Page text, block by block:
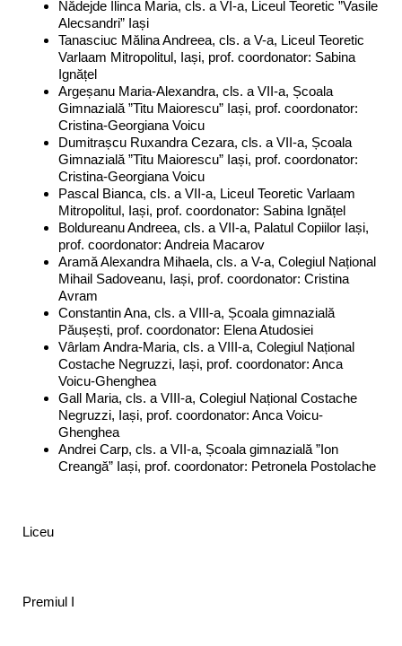
Nădejde Ilinca Maria, cls. a VI-a, Liceul Teoretic ”Vasile
Alecsandri” Iași
Tanasciuc Mălina Andreea, cls. a V-a, Liceul Teoretic
Varlaam Mitropolitul, Iași, prof. coordonator: Sabina
Ignățel
Argeșanu Maria-Alexandra, cls. a VII-a, Școala
Gimnazială ”Titu Maiorescu” Iași, prof. coordonator:
Cristina-Georgiana Voicu
Dumitrașcu Ruxandra Cezara, cls. a VII-a, Școala
Gimnazială ”Titu Maiorescu” Iași, prof. coordonator:
Cristina-Georgiana Voicu
Pascal Bianca, cls. a VII-a, Liceul Teoretic Varlaam
Mitropolitul, Iași, prof. coordonator: Sabina Ignățel
Boldureanu Andreea, cls. a VII-a, Palatul Copiilor Iași,
prof. coordonator: Andreia Macarov
Aramă Alexandra Mihaela, cls. a V-a, Colegiul Național
Mihail Sadoveanu, Iași, prof. coordonator: Cristina
Avram
Constantin Ana, cls. a VIII-a, Școala gimnazială
Păușești, prof. coordonator: Elena Atudosiei
Vârlam Andra-Maria, cls. a VIII-a, Colegiul Național
Costache Negruzzi, Iași, prof. coordonator: Anca
Voicu-Ghenghea
Gall Maria, cls. a VIII-a, Colegiul Național Costache
Negruzzi, Iași, prof. coordonator: Anca Voicu-
Ghenghea
Andrei Carp, cls. a VII-a, Școala gimnazială ”Ion
Creangă” Iași, prof. coordonator: Petronela Postolache
Liceu
Premiul I